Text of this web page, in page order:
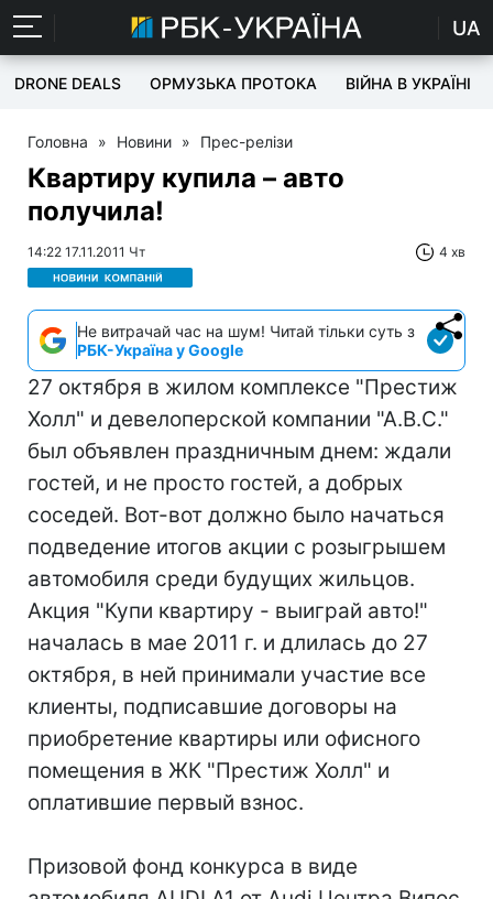
UA
DRONE DEALS ОРМУЗЬКА ПРОТОКА ВІЙНА В УКРАЇНІ
Головна » Новини » Прес-релізи
Квартиру купила – авто
получила!
14:22 17.11.2011 Чт 4 хв
Не витрачай час на шум! Читай тільки суть з
РБК-Україна у Google
27 октября в жилом комплексе "Престиж
Холл" и девелоперской компании "А.В.С."
был объявлен праздничным днем: ждали
гостей, и не просто гостей, а добрых
соседей. Вот-вот должно было начаться
подведение итогов акции с розыгрышем
автомобиля среди будущих жильцов.
Акция "Купи квартиру - выиграй авто!"
началась в мае 2011 г. и длилась до 27
октября, в ней принимали участие все
клиенты, подписавшие договоры на
приобретение квартиры или офисного
помещения в ЖК "Престиж Холл" и
оплатившие первый взнос.
Призовой фонд конкурса в виде